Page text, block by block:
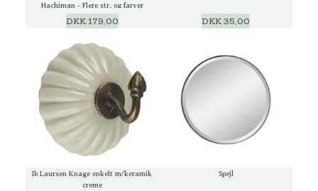
Hachiman - Flere str. og farver
DKK 179,00 DKK 35,00
Ib Laursen Knage enkelt m/keramik
creme
Spejl